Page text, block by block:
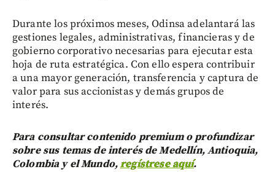
Durante los próximos meses, Odinsa adelantará las
gestiones legales, administrativas, financieras y de
gobierno corporativo necesarias para ejecutar esta
hoja de ruta estratégica. Con ello espera contribuir
a una mayor generación, transferencia y captura de
valor para sus accionistas y demás grupos de
interés.
Para consultar contenido premium o profundizar
sobre sus temas de interés de Medellín, Antioquia,
Colombia y el Mundo,regístrese aquí.